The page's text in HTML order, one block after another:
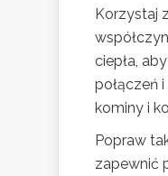
Korzystaj
ciepła,
połączeń
kominy i
Popraw
zapewnić